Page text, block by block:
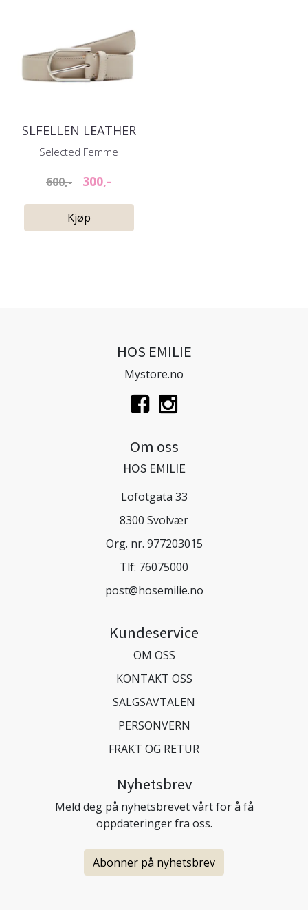
SLFELLEN LEATHER
BELTE HUMUS
Selected Femme
600,- 300,-
Kjøp
HOS EMILIE
Mystore.no
Om oss
HOS EMILIE
Lofotgata 33
8300 Svolvær
Org. nr. 977203015
Tlf: 76075000
post@hosemilie.no
Kundeservice
OM OSS
KONTAKT OSS
SALGSAVTALEN
PERSONVERN
FRAKT OG RETUR
Nyhetsbrev
Meld deg på nyhetsbrevet vårt for å få
oppdateringer fra oss.
Abonner på nyhetsbrev